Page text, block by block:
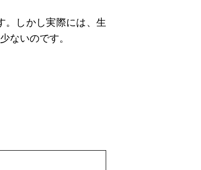
。しかし実際には、生
ないのです。